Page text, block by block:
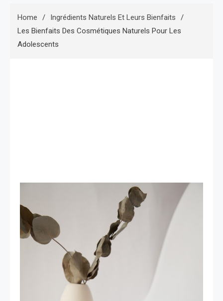
Home
Ingrédients Naturels Et Leurs Bienfaits
Les Bienfaits Des Cosmétiques Naturels Pour Les
Adolescents